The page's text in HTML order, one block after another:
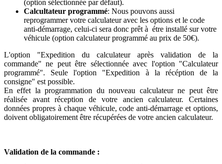
(option sélectionnée par défaut).
Calcultateur programmé: Nous pouvons aussi
reprogrammer votre calculateur avec les options et le code
anti-démarrage, celui-ci sera donc prêt à étre installé sur votre
véhicule (option calculateur programmé au prix de 50€).
L'option "Expedition du calculateur après validation de la
commande" ne peut être sélectionnée avec l'option "Calculateur
programmé". Seule l'option "Expedition à la récéption de la
consigne" est possible.
En effet la programmation du nouveau calculateur ne peut être
réalisée avant réception de votre ancien calculateur. Certaines
données propres à chaque véhicule, code anti-démarrage et options,
doivent obligatoirement être récupérées de votre ancien calculateur.
Validation de la commande :